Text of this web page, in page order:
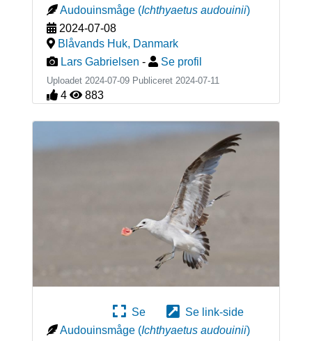
Audouinsmåge (Ichthyaetus audouinii)
2024-07-08
Blåvands Huk, Danmark
Lars Gabrielsen - Se profil
Uploadet 2024-07-09 Publiceret 2024-07-11
4 883
Se
Se link-side
Audouinsmåge (Ichthyaetus audouinii)